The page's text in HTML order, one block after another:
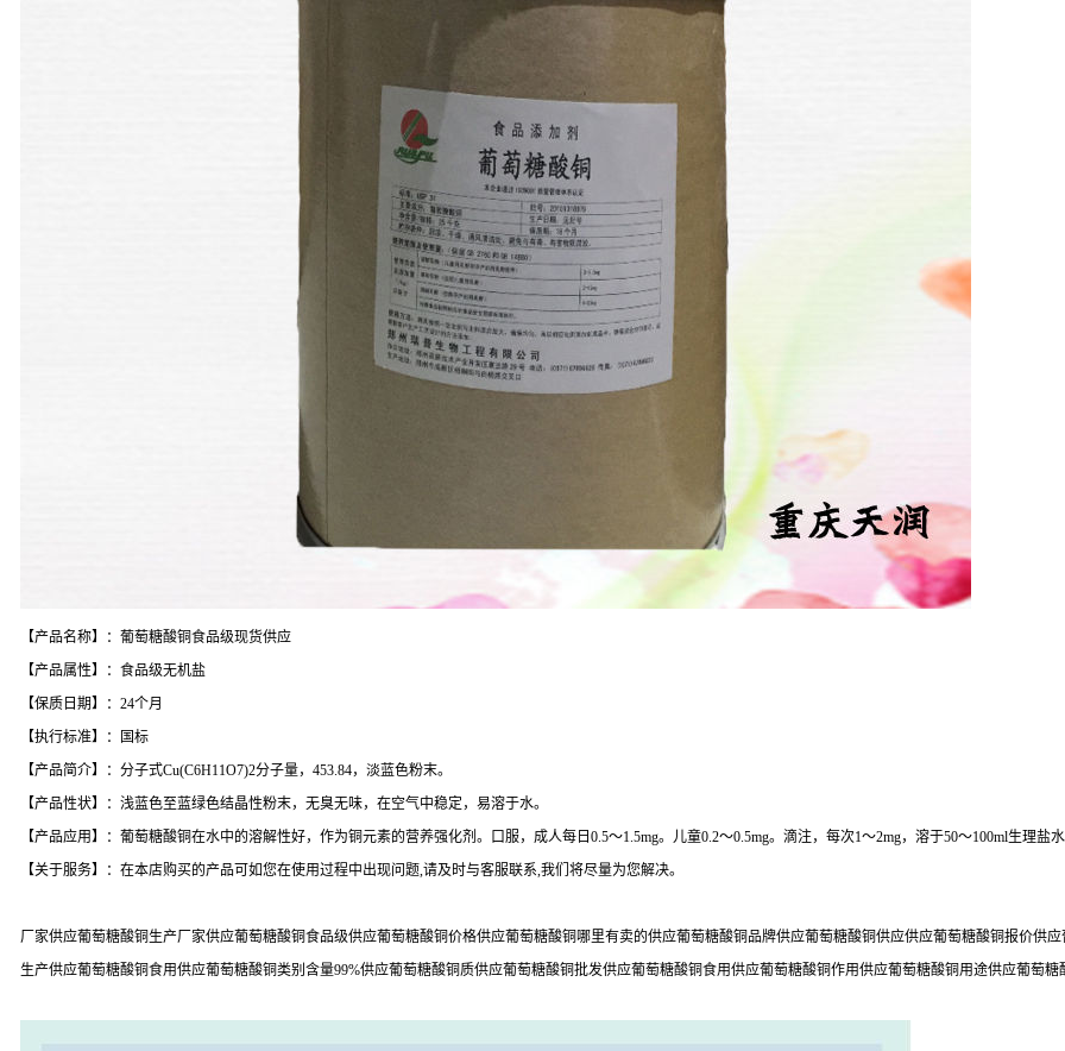
【产品名称】：葡萄糖酸铜食品级现货供应
【产品属性】：食品级无机盐
【保质日期】：24个月
【执行标准】：国标
【产品简介】：分子式Cu(C6H11O7)2分子量，453.84，淡蓝色粉末。
【产品性状】：浅蓝色至蓝绿色结晶性粉末，无臭无味，在空气中稳定，易溶于水。
【产品应用】：葡萄糖酸铜在水中的溶解性好，作为铜元素的营养强化剂。口服，成人每日0.5～1.5mg。儿童0.2～0.5mg。滴注，每次1～2mg，溶于50～100ml生理盐
【关于服务】：在本店购买的产品可如您在使用过程中出现问题,请及时与客服联系,我们将尽量为您解决。
厂家供应葡萄糖酸铜生产厂家供应葡萄糖酸铜食品级供应葡萄糖酸铜价格供应葡萄糖酸铜哪里有卖的供应葡萄糖酸铜品牌供应葡萄糖酸铜供应供应葡萄糖酸铜报价供
生产供应葡萄糖酸铜食用供应葡萄糖酸铜类别含量99%供应葡萄糖酸铜质供应葡萄糖酸铜批发供应葡萄糖酸铜食用供应葡萄糖酸铜作用供应葡萄糖酸铜用途供应葡萄